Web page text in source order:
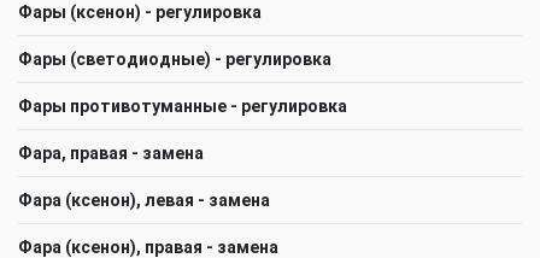
Фары (ксенон) - регулировка
Фары (светодиодные) - регулировка
Фары противотуманные - регулировка
Фара, правая - замена
Фара (ксенон), левая - замена
Фара (ксенон), правая - замена